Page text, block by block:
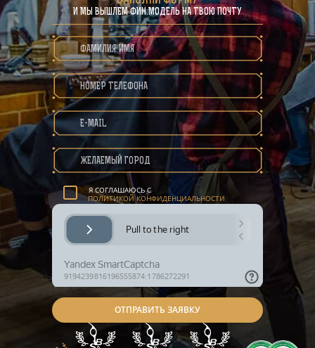
И МЫ ВЫШЛЕМ ФИН.МОДЕЛЬ НА ТВОЮ ПОЧТУ
ПОЛИТИКА КОНФИДЕНЦИАЛЬНОСТИ
Я СОГЛАШАЮСЬ С
ПОЛИТИКОЙ КОНФИДЕНЦИАЛЬНОСТИ